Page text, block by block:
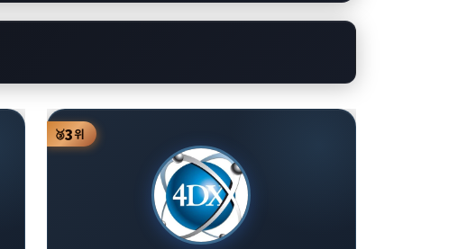
🥉3위